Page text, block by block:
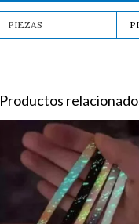
PIEZAS
Productos